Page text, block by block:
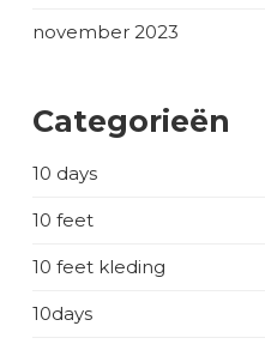
november 2023
Categorieën
10 days
10 feet
10 feet kleding
10days